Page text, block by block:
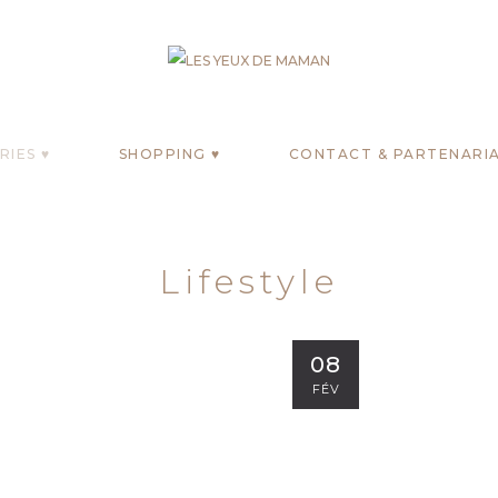
♥ SHOPPING ♥ CONTACT &
Lifestyle
08
FÉV